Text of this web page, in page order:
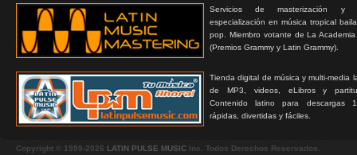
Servicios de masterización y
especialización en música tropical
pop. Miembro votante de La
(Premios Grammy y Latin Grammy).
Tienda digital de música y multi-media
de MP3, videos, eLibros y
Contenido latino para descargas
rápidas, divertidas y fáciles.
Copyright © 1999-2026 LATIN PULSE MUSIC Inc. Todos Derechos Reservados.